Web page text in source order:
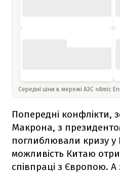
Середні ціни в мережі АЗС «Amic
Попередні конфлікти,
Макрона, з
поглиблювали кризу у
можливість Китаю
співпраці з Європою.